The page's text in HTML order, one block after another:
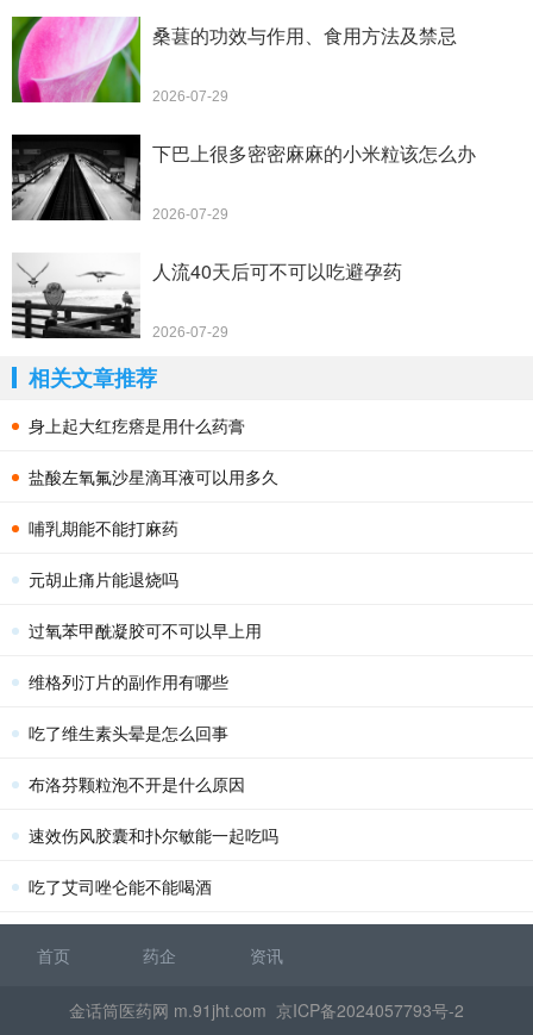
桑葚的功效与作用、食用方法及禁忌
2026-07-29
下巴上很多密密麻麻的小米粒该怎么办
2026-07-29
人流40天后可不可以吃避孕药
2026-07-29
相关文章推荐
身上起大红疙瘩是用什么药膏
盐酸左氧氟沙星滴耳液可以用多久
哺乳期能不能打麻药
元胡止痛片能退烧吗
过氧苯甲酰凝胶可不可以早上用
维格列汀片的副作用有哪些
吃了维生素头晕是怎么回事
布洛芬颗粒泡不开是什么原因
速效伤风胶囊和扑尔敏能一起吃吗
吃了艾司唑仑能不能喝酒
首页 药企 资讯
金话筒医药网 m.91jht.com 京ICP备2024057793号-2